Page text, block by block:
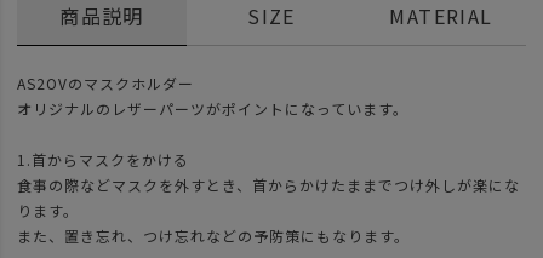
商品説明
AS2OVのマスクホルダー
オリジナルのレザーパーツがポイントになっています。
1.首からマスクをかける
食事の際などマスクを外すとき、首からかけたままでつけ外しが楽にな
ります。
また、置き忘れ、つけ忘れなどの予防策にもなります。
SIZE MATERIAL